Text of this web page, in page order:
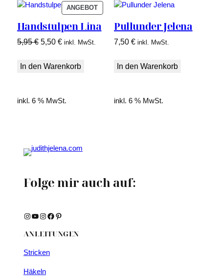
sortiertANGEBOTPRODUKT
IM
ANGEBOT
Handstulpen Lina
5,95€ Ursprünglicher
war:
5,50 €Aktueller
ist:
inkl. MwSt.
In den Warenkorb
inkl. 6 % MwSt.
Pullunder Jelena
7,50€ inkl. MwSt.
In den Warenkorb
inkl. 6 % MwSt.
Folge mir auch auf:
Instagram YouTube Instagram Facebook Pinterest
ANLEITUNGEN
Stricken
Häkeln